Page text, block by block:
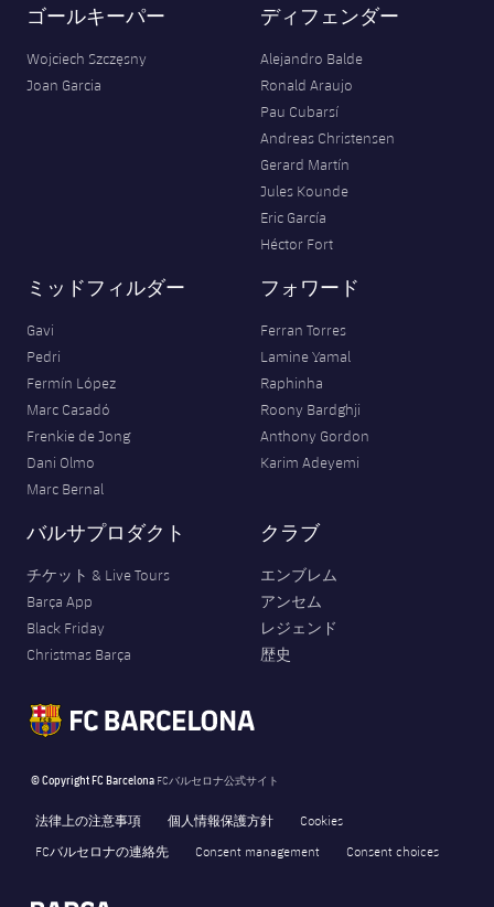
ゴールキーパー
Wojciech Szczęsny
Joan Garcia
ディフェンダー
Alejandro Balde
Ronald Araujo
Pau Cubarsí
Andreas Christensen
Gerard Martín
Jules Kounde
Eric García
Héctor Fort
ミッドフィルダー
Gavi
Pedri
Fermín López
Marc Casadó
Frenkie de Jong
Dani Olmo
Marc Bernal
フォワード
Ferran Torres
Lamine Yamal
Raphinha
Roony Bardghji
Anthony Gordon
Karim Adeyemi
バルサプロダクト
チケット & Live Tours
Barça App
Black Friday
Christmas Barça
クラブ
エンブレム
アンセム
レジェンド
歴史
© Copyright FC Barcelona FCバルセロナ公式サイト
法律上の注意事項 個人情報保護方針
Cookies
FCバルセロナの連絡先
Consent management Consent choices